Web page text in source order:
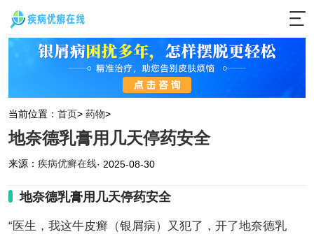
当前位置： 首页> 药物>
地奈德乳膏用几天停药安全
来源： 疾病优癣在线· 2025-08-30
地奈德乳膏用几天停药安全
“医生，我这牛皮癣（银屑病）又犯了，开了地奈德乳